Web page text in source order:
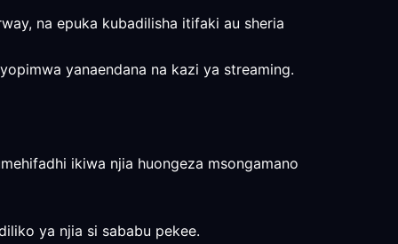
na epuka kubadilisha itifaki au sheria
yanaendana na kazi ya streaming.
ikiwa njia huongeza msongamano
ya njia si sababu pekee.